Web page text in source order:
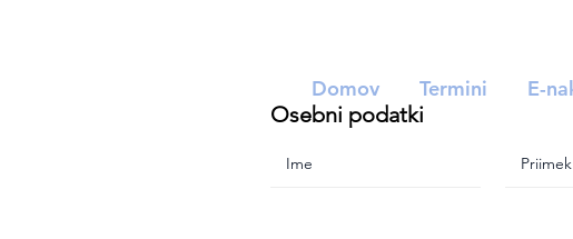
Osebni podatki
Domov Termini E-